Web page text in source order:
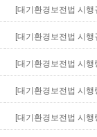
[대기환경보전법 시
[대기환경보전법 시
[대기환경보전법 시
[대기환경보전법 시
[대기환경보전법 시